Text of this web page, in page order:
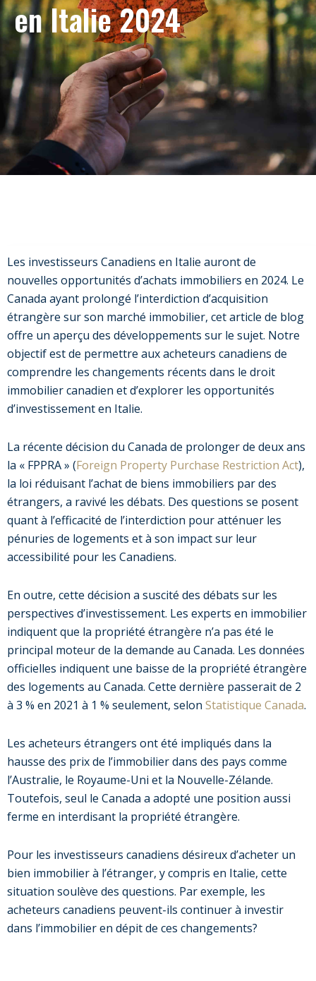
en Italie 2024
Les investisseurs Canadiens en Italie auront de
nouvelles opportunités d’achats immobiliers en 2024. Le
Canada ayant prolongé l’interdiction d’acquisition
étrangère sur son marché immobilier, cet article de blog
offre un aperçu des développements sur le sujet. Notre
objectif est de permettre aux acheteurs canadiens de
comprendre les changements récents dans le droit
immobilier canadien et d’explorer les opportunités
d’investissement en Italie.
La récente décision du Canada de prolonger de deux ans
la « FPPRA » (Foreign Property Purchase Restriction Act),
la loi réduisant l’achat de biens immobiliers par des
étrangers, a ravivé les débats. Des questions se posent
quant à l’efficacité de l’interdiction pour atténuer les
pénuries de logements et à son impact sur leur
accessibilité pour les Canadiens.
En outre, cette décision a suscité des débats sur les
perspectives d’investissement. Les experts en immobilier
indiquent que la propriété étrangère n’a pas été le
principal moteur de la demande au Canada. Les données
officielles indiquent une baisse de la propriété étrangère
des logements au Canada. Cette dernière passerait de 2
à 3 % en 2021 à 1 % seulement, selon Statistique Canada.
Les acheteurs étrangers ont été impliqués dans la
hausse des prix de l’immobilier dans des pays comme
l’Australie, le Royaume-Uni et la Nouvelle-Zélande.
Toutefois, seul le Canada a adopté une position aussi
ferme en interdisant la propriété étrangère.
Pour les investisseurs canadiens désireux d’acheter un
bien immobilier à l’étranger, y compris en Italie, cette
situation soulève des questions. Par exemple, les
acheteurs canadiens peuvent-ils continuer à investir
dans l’immobilier en dépit de ces changements?